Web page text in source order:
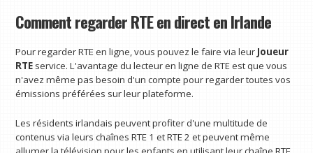
Comment regarder RTE en direct en Irlande
Pour regarder RTE en ligne, vous pouvez le faire via leur Joueur
RTE service. L'avantage du lecteur en ligne de RTE est que vous
n'avez même pas besoin d'un compte pour regarder toutes vos
émissions préférées sur leur plateforme.
Les résidents irlandais peuvent profiter d'une multitude de
contenus via leurs chaînes RTE 1 et RTE 2 et peuvent même